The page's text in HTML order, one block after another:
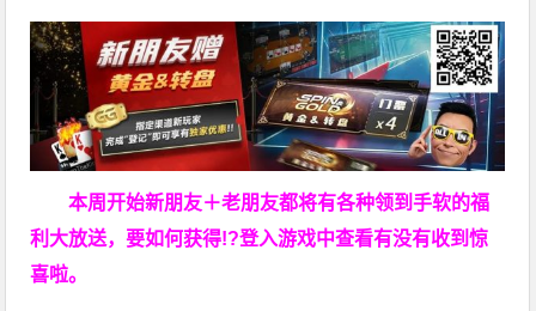
本周开始新朋友＋老朋友都将有各种领到手软的福
利大放送，要如何获得!?登入游戏中查看有没有收到惊
喜啦。